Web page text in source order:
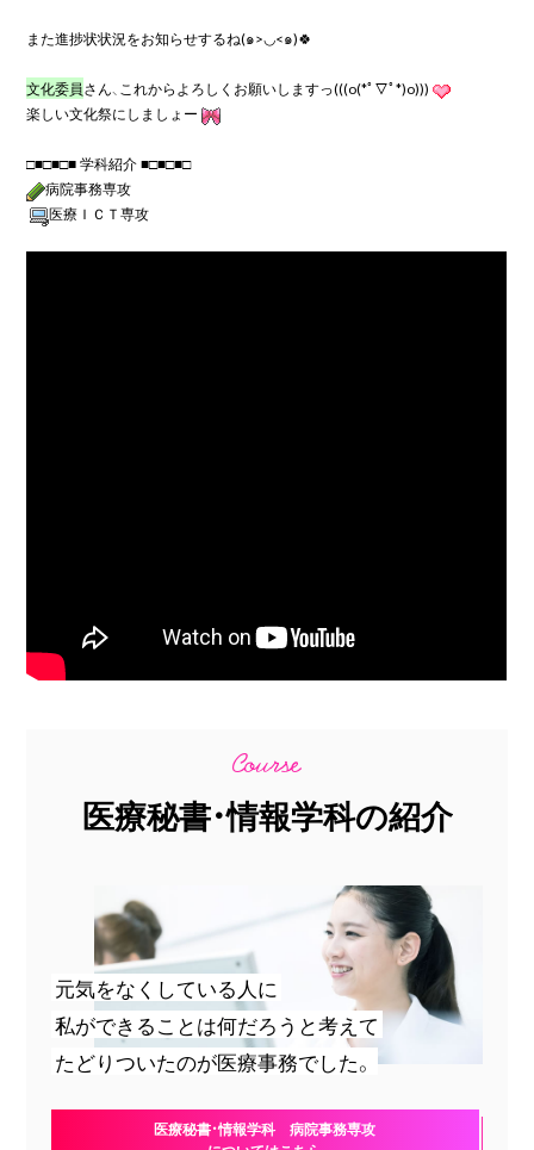
また進捗状状況をお知らせするね(๑>◡<๑)🍀
文化委員さん、これからよろしくお願いしますっ(((o(*ﾟ▽ﾟ*)o)))
楽しい文化祭にしましょー
病院事務専攻
医療ＩＣＴ専攻
医療秘書・情報学科の紹介
元気をなくしている人に
私ができることは何だろうと考えて
たどりついたのが医療事務でした。
医療秘書・情報学科 病院事務専攻